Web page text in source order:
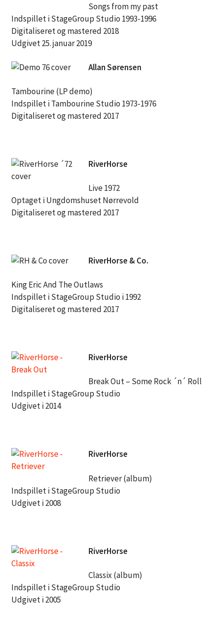
Songs from my past
Indspillet i StageGroup Studio 1993-1996
Digitaliseret og mastered 2018
Udgivet 25. januar 2019
Allan Sørensen
Tambourine (LP demo)
Indspillet i Tambourine Studio 1973-1976
Digitaliseret og mastered 2017
RiverHorse
Live 1972
Optaget i Ungdomshuset Nørrevold
Digitaliseret og mastered 2017
RiverHorse & Co.
King Eric And The Outlaws
Indspillet i StageGroup Studio i 1992
Digitaliseret og mastered 2017
RiverHorse
Break Out – Some Rock ´n´ Roll
Indspillet i StageGroup Studio
Udgivet i 2014
RiverHorse
Retriever (album)
Indspillet i StageGroup Studio
Udgivet i 2008
RiverHorse
Classix (album)
Indspillet i StageGroup Studio
Udgivet i 2005